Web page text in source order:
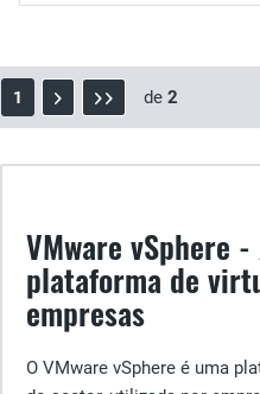
1 de 2
VMware vSphere
plataforma de
empresas
O VMware vSphere é uma